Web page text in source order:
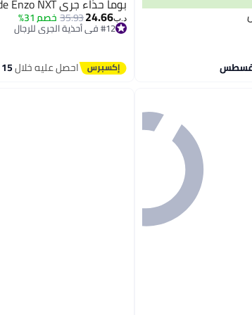
بوما حذاء جري Softride Enzo NXT للرجال
د.ب‏24.66
35.93خصم 31%
#12 في أحذية الجري للرجال
احصل عليه خلال15 اغسطس